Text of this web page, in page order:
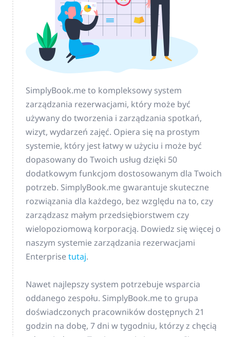
SimplyBook.me to kompleksowy system
zarządzania rezerwacjami, który może być
używany do tworzenia i zarządzania spotkań,
wizyt, wydarzeń zajęć. Opiera się na prostym
systemie, który jest łatwy w użyciu i może być
dopasowany do Twoich usług dzięki 50
dodatkowym funkcjom dostosowanym dla Twoich
potrzeb. SimplyBook.me gwarantuje skuteczne
rozwiązania dla każdego, bez względu na to, czy
zarządzasz małym przedsiębiorstwem czy
wielopoziomową korporacją. Dowiedz się więcej o
naszym systemie zarządzania rezerwacjami
Enterprisetutaj.
Nawet najlepszy system potrzebuje wsparcia
oddanego zespołu. SimplyBook.me to grupa
doświadczonych pracowników dostępnych 21
godzin na dobę, 7 dni w tygodniu, którzy z chęcią